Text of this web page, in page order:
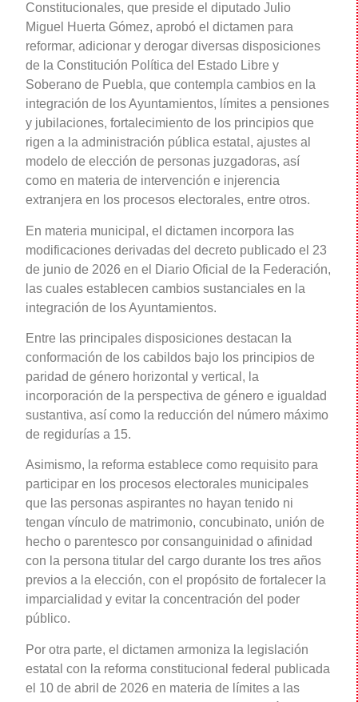
Constitucionales, que preside el diputado Julio
Miguel Huerta Gómez, aprobó el dictamen para
reformar, adicionar y derogar diversas disposiciones
de la Constitución Política del Estado Libre y
Soberano de Puebla, que contempla cambios en la
integración de los Ayuntamientos, límites a pensiones
y jubilaciones, fortalecimiento de los principios que
rigen a la administración pública estatal, ajustes al
modelo de elección de personas juzgadoras, así
como en materia de intervención e injerencia
extranjera en los procesos electorales, entre otros.
En materia municipal, el dictamen incorpora las
modificaciones derivadas del decreto publicado el 23
de junio de 2026 en el Diario Oficial de la Federación,
las cuales establecen cambios sustanciales en la
integración de los Ayuntamientos.
Entre las principales disposiciones destacan la
conformación de los cabildos bajo los principios de
paridad de género horizontal y vertical, la
incorporación de la perspectiva de género e igualdad
sustantiva, así como la reducción del número máximo
de regidurías a 15.
Asimismo, la reforma establece como requisito para
participar en los procesos electorales municipales
que las personas aspirantes no hayan tenido ni
tengan vínculo de matrimonio, concubinato, unión de
hecho o parentesco por consanguinidad o afinidad
con la persona titular del cargo durante los tres años
previos a la elección, con el propósito de fortalecer la
imparcialidad y evitar la concentración del poder
público.
Por otra parte, el dictamen armoniza la legislación
estatal con la reforma constitucional federal publicada
el 10 de abril de 2026 en materia de límites a las